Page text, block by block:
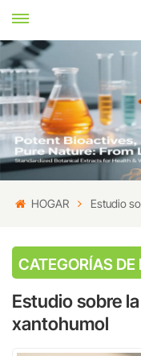
HOGAR Estudio
CATEGORÍAS
Estudio sobre
xantohumol